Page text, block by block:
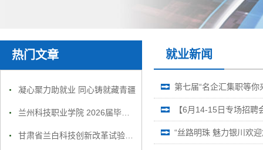
热门文章
凝心聚力助就业 同心铸就藏青疆
就业新闻
第七届“名企汇集职等
“丝路明珠 魅力银川欢